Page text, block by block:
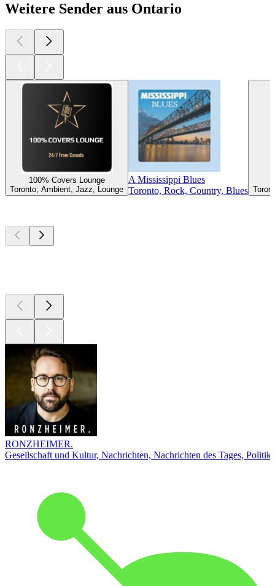
Weitere Sender aus Ontario
100% Covers Lounge
Toronto, Ambient, Jazz, Lounge
A Mississippi Blues
Toronto, Rock, Country, Blues
RONZHEIMER.
Gesellschaft und Kultur, Nachrichten, Nachrichten des Tages, Politik